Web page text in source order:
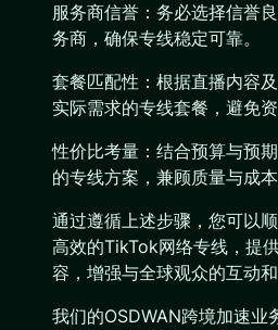
服务商信誉：务必选择信誉
务商，确保专线稳定可靠。
套餐匹配性：根据直播内容
实际需求的专线套餐，避免资
性价比考量：结合预算与预
的专线方案，兼顾质量与成本
通过遵循上述步骤，您可以
高效的TikTok网络专线，提
容，增强与全球观众的互动和
我们的OSDWAN跨境加速业